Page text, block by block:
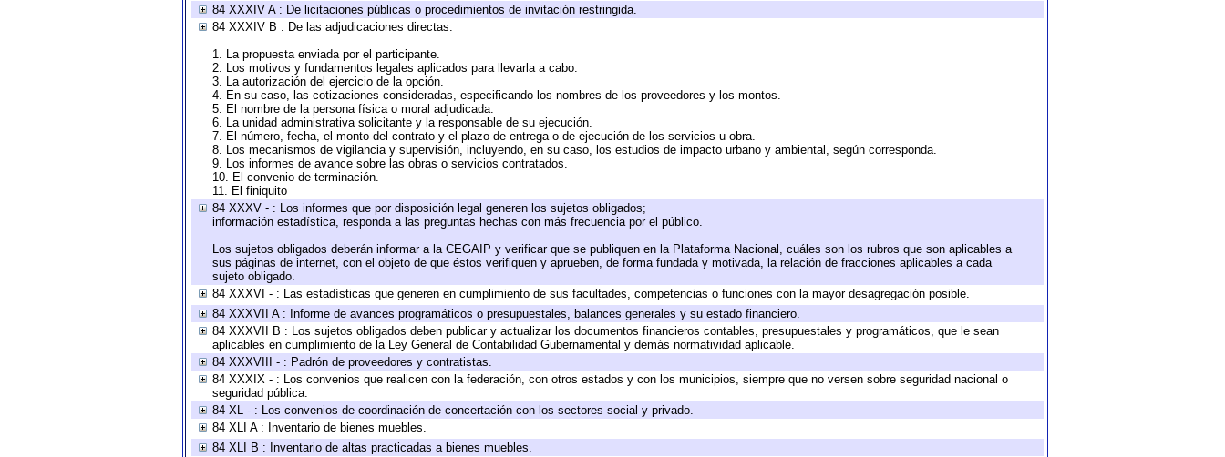
84 XXXIV A : De licitaciones públicas o procedimientos de invitación restringida.
84 XXXIV B : De las adjudicaciones directas:
1. La propuesta enviada por el participante.
2. Los motivos y fundamentos legales aplicados para llevarla a cabo.
3. La autorización del ejercicio de la opción.
4. En su caso, las cotizaciones consideradas, especificando los nombres de los proveedores y los montos.
5. El nombre de la persona física o moral adjudicada.
6. La unidad administrativa solicitante y la responsable de su ejecución.
7. El número, fecha, el monto del contrato y el plazo de entrega o de ejecución de los servicios u obra.
8. Los mecanismos de vigilancia y supervisión, incluyendo, en su caso, los estudios de impacto urbano y ambiental, según corresponda.
9. Los informes de avance sobre las obras o servicios contratados.
10. El convenio de terminación.
11. El finiquito
84 XXXV - : Los informes que por disposición legal generen los sujetos obligados;
información estadística, responda a las preguntas hechas con más frecuencia por el público.
Los sujetos obligados deberán informar a la CEGAIP y verificar que se publiquen en la Plataforma Nacional, cuáles son los rubros que son aplicables a
sus páginas de internet, con el objeto de que éstos verifiquen y aprueben, de forma fundada y motivada, la relación de fracciones aplicables a cada
sujeto obligado.
84 XXXVI - : Las estadísticas que generen en cumplimiento de sus facultades, competencias o funciones con la mayor desagregación posible.
84 XXXVII A : Informe de avances programáticos o presupuestales, balances generales y su estado financiero.
84 XXXVII B : Los sujetos obligados deben publicar y actualizar los documentos financieros contables, presupuestales y programáticos, que le sean
aplicables en cumplimiento de la Ley General de Contabilidad Gubernamental y demás normatividad aplicable.
84 XXXVIII - : Padrón de proveedores y contratistas.
84 XXXIX - : Los convenios que realicen con la federación, con otros estados y con los municipios, siempre que no versen sobre seguridad nacional o
seguridad pública.
84 XL - : Los convenios de coordinación de concertación con los sectores social y privado.
84 XLI A : Inventario de bienes muebles.
84 XLI B : Inventario de altas practicadas a bienes muebles.